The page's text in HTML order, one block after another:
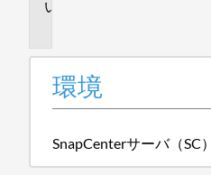
環境
SnapCenterサーバ（SC）